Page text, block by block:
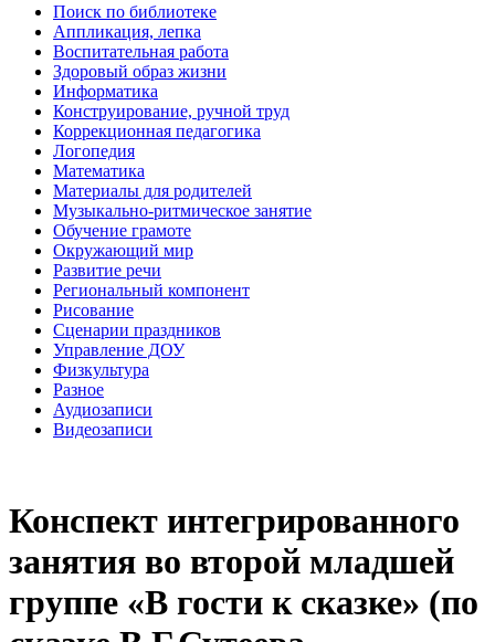
Поиск по библиотеке
Аппликация, лепка
Воспитательная работа
Здоровый образ жизни
Информатика
Конструирование, ручной труд
Коррекционная педагогика
Логопедия
Математика
Материалы для родителей
Музыкально-ритмическое занятие
Обучение грамоте
Окружающий мир
Развитие речи
Региональный компонент
Рисование
Сценарии праздников
Управление ДОУ
Физкультура
Разное
Аудиозаписи
Видеозаписи
Конспект интегрированного
занятия во второй младшей
группе «В гости к сказке» (по